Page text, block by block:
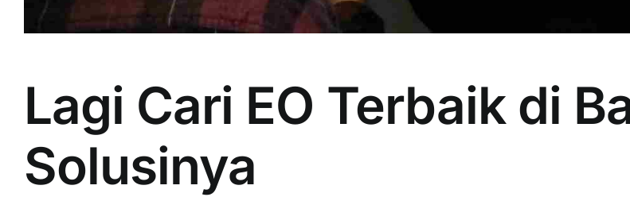
Lagi Cari EO Terbaik di
Solusinya